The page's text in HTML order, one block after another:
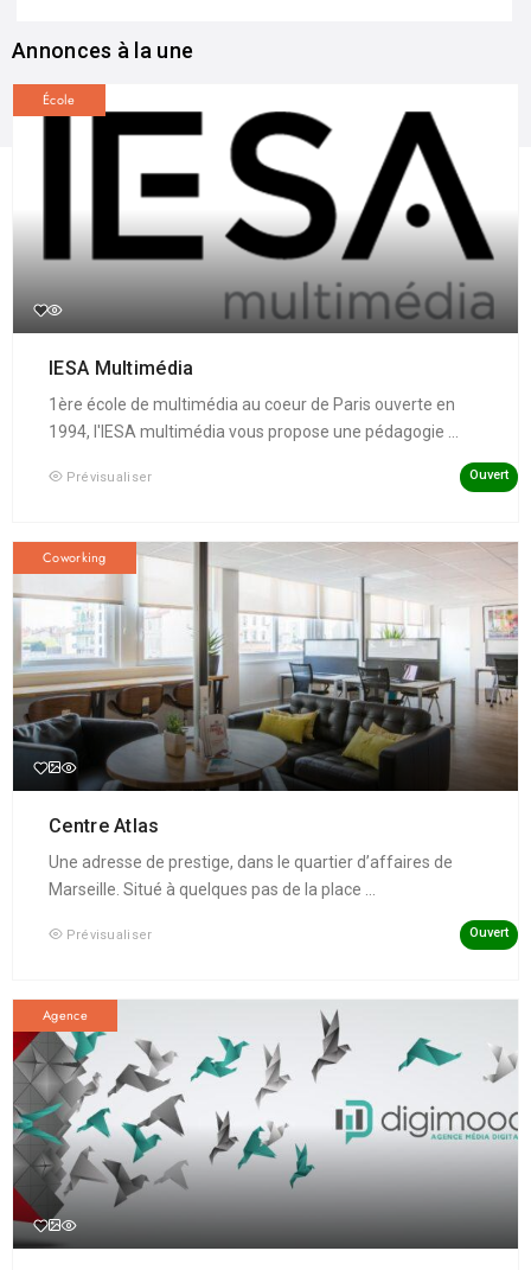
Annonces à la une
École
IESA Multimédia
1ère école de multimédia au coeur de Paris ouverte en
1994, l'IESA multimédia vous propose une pédagogie ...
Prévisualiser Ouvert
Coworking
Centre Atlas
Une adresse de prestige, dans le quartier d’affaires de
Marseille. Situé à quelques pas de la place ...
Prévisualiser Ouvert
Agence